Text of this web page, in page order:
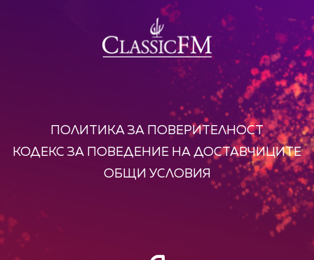
ПОЛИТИКА ЗА ПОВЕРИТЕЛНОСТ
КОДЕКС ЗА ПОВЕДЕНИЕ НА ДОСТАВЧИЦИТЕ
ОБЩИ УСЛОВИЯ